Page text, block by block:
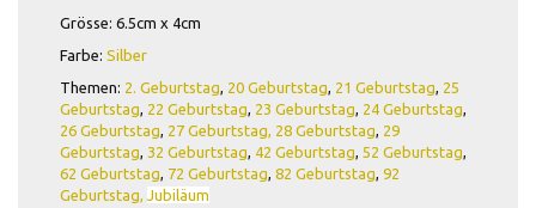
Grösse: 6.5cm x 4cm
Farbe: Silber
Themen: 2. Geburtstag, 20 Geburtstag, 21 Geburtstag, 25
Geburtstag, 22 Geburtstag, 23 Geburtstag, 24 Geburtstag,
26 Geburtstag, 27 Geburtstag, 28 Geburtstag, 29
Geburtstag, 32 Geburtstag, 42 Geburtstag, 52 Geburtstag,
62 Geburtstag, 72 Geburtstag, 82 Geburtstag, 92
Geburtstag, Jubiläum